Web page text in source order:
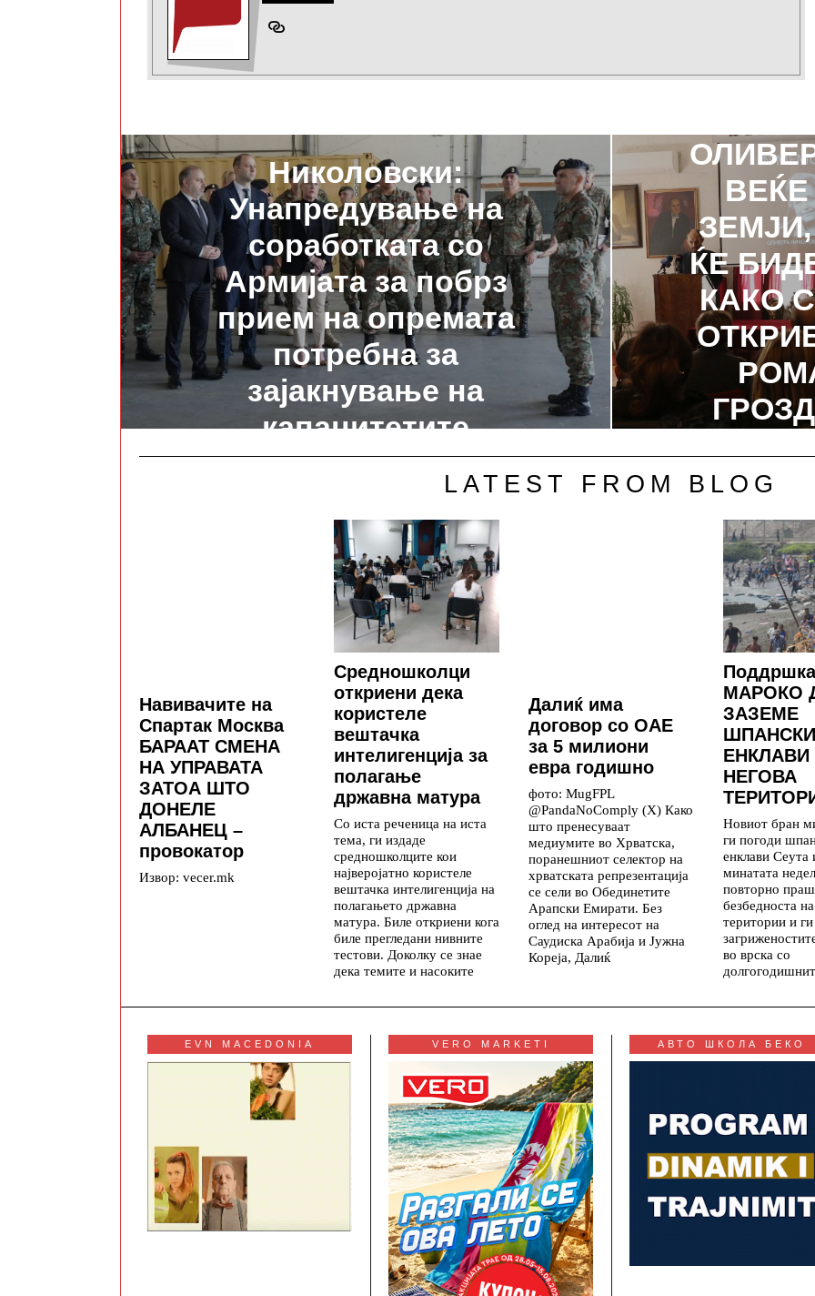
Николовски:
Унапредување на
соработката со
Армијата за побрз
прием на опремата
потребна за
зајакнување на
капацитетите
ЌЕ
КАКО
LATEST FROM BLOG
Навивачите на
Спартак Москва
БАРААТ СМЕНА
НА УПРАВАТА
ЗАТОА ШТО
ДОНЕЛЕ
АЛБАНЕЦ –
провокатор
Извор: vecer.mk
Средношколци
откриени дека
користеле
вештачка
интелигенција за
полагање
државна матура
Со иста реченица на иста
тема, ги издаде
средношколците кои
најверојатно користеле
вештачка интелигенција на
полагањето државна
матура. Биле откриени кога
биле прегледани нивните
тестови. Доколку се знае
дека темите и насоките
Далиќ има
договор со ОАЕ
за 5 милиони
евра годишно
фото: MugFPL
@PandaNoComply (X) Како
што пренесуваат
медиумите во Хрватска,
поранешниот селектор на
хрватската репрезентација
се сели во Обединетите
Арапски Емирати. Без
оглед на интересот на
Саудиска Арабија и Јужна
Кореја, Далиќ
МАРОКО
ЗАЗЕМЕ
ЕНКЛАВИ
НЕГОВА
Новиот бран
ги погоди
енклави
минатата
повторно
безбедноста
територии и
во врска со
EVN MACEDONIA VERO MARKETI АВТО ШКОЛА БЕКО